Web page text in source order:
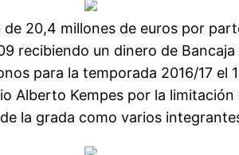
20,4 millones de euros por
recibiendo un dinero de
para la temporada 2016/17 el
Alberto Kempes por la
la grada como varios